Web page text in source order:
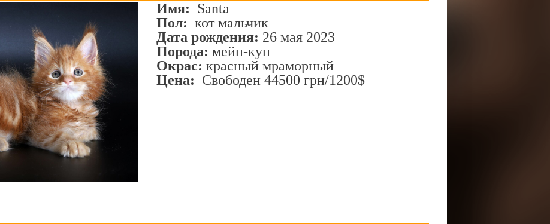
Имя: Santa
Пол: кот мальчик
Дата рождения: 26 мая 2023
Порода: мейн-кун
Окрас: красный мраморный
Цена: Свободен 44500 грн/1200$